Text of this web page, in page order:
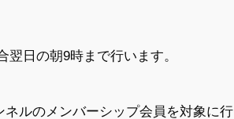
日の朝9時まで行います。
ネルのメンバーシップ会員を対象に行